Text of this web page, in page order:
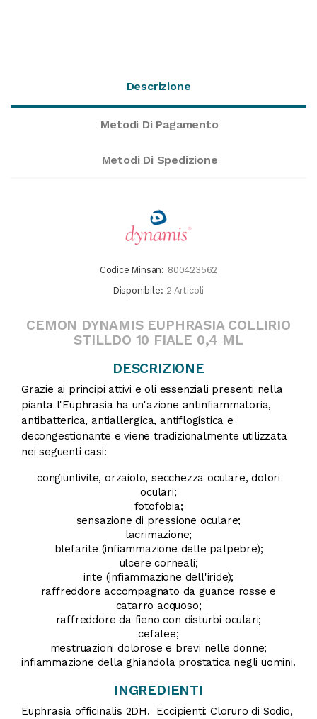
Descrizione
Metodi Di Pagamento
Metodi Di Spedizione
Codice Minsan: 800423562
Disponibile: 2 Articoli
CEMON DYNAMIS EUPHRASIA COLLIRIO
STILLDO 10 FIALE 0,4 ML
DESCRIZIONE
Grazie ai principi attivi e oli essenziali presenti nella
pianta l'Euphrasia ha un'azione antinfiammatoria,
antibatterica, antiallergica, antiflogistica e
decongestionante e viene tradizionalmente utilizzata
nei seguenti casi:
congiuntivite, orzaiolo, secchezza oculare, dolori
oculari;
fotofobia;
sensazione di pressione oculare;
lacrimazione;
blefarite (infiammazione delle palpebre);
ulcere corneali;
irite (infiammazione dell'iride);
raffreddore accompagnato da guance rosse e
catarro acquoso;
raffreddore da fieno con disturbi oculari;
cefalee;
mestruazioni dolorose e brevi nelle donne;
infiammazione della ghiandola prostatica negli uomini.
INGREDIENTI
Euphrasia officinalis 2DH. Eccipienti: Cloruro di Sodio,